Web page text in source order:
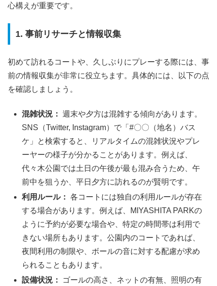
心構えが重要です。
1. 事前リサーチと情報収集
初めて訪れるコートや、久しぶりにプレーする際には、事
前の情報収集が非常に役立ちます。具体的には、以下の点
を確認しましょう。
混雑状況： 週末や夕方は混雑する傾向があります。
SNS（Twitter, Instagram）で「#〇〇（地名）バス
ケ」と検索すると、リアルタイムの混雑状況やプレ
ーヤーの様子が分かることがあります。例えば、
代々木公園では土日の午後が最も混み合うため、午
前中を狙うか、平日夕方に訪れるのが賢明です。
利用ルール： 各コートには独自の利用ルールが存在
する場合があります。例えば、MIYASHITA PARKの
ように予約が必要な場合や、特定の時間帯は利用で
きない場所もあります。公園内のコートであれば、
夜間利用の制限や、ボールの音に対する配慮が求め
られることもあります。
設備状況：
ゴールの高さ、ネットの有無、照明の有